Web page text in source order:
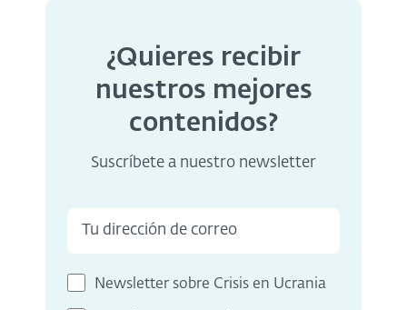
¿Quieres recibir
nuestros mejores
contenidos?
Suscríbete a nuestro newsletter
Newsletter sobre Crisis en Ucrania